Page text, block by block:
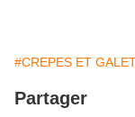
#CREPES ET
Partager